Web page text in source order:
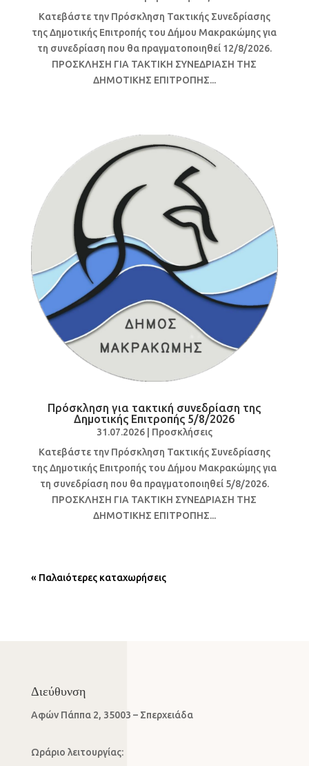
Κατεβάστε την Πρόσκληση Τακτικής Συνεδρίασης
της Δημοτικής Επιτροπής του Δήμου Μακρακώμης για
τη συνεδρίαση που θα πραγματοποιηθεί 12/8/2026.
ΠΡΟΣΚΛΗΣΗ ΓΙΑ ΤΑΚΤΙΚΗ ΣΥΝΕΔΡΙΑΣΗ ΤΗΣ
ΔΗΜΟΤΙΚΗΣ ΕΠΙΤΡΟΠΗΣ...
Πρόσκληση για τακτική συνεδρίαση της
Δημοτικής Επιτροπής 5/8/2026
31.07.2026| Προσκλήσεις
Κατεβάστε την Πρόσκληση Τακτικής Συνεδρίασης
της Δημοτικής Επιτροπής του Δήμου Μακρακώμης για
τη συνεδρίαση που θα πραγματοποιηθεί 5/8/2026.
ΠΡΟΣΚΛΗΣΗ ΓΙΑ ΤΑΚΤΙΚΗ ΣΥΝΕΔΡΙΑΣΗ ΤΗΣ
ΔΗΜΟΤΙΚΗΣ ΕΠΙΤΡΟΠΗΣ...
« Παλαιότερες καταχωρήσεις
Διεύθυνση
Αφών Πάππα 2, 35003 – Σπερχειάδα
Ωράριο λειτουργίας: